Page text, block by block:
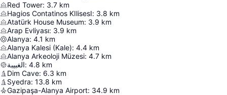
Red Tower: 3.7 km
Hagios Contatinos KIlisesI: 3.8 km
Atatürk House Museum: 3.9 km
Arap Evliyası: 3.9 km
Alanya: 4.1 km
Alanya Kalesi (Kale): 4.4 km
Alanya Arkeoloji Müzesi: 4.7 km
الغبيبة: 4.8 km
Dim Cave: 6.3 km
Syedra: 13.8 km
Gazipaşa-Alanya Airport: 34.9 km